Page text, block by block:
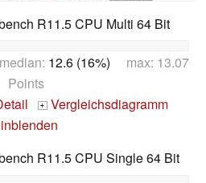
R11.5 CPU Multi 64 Bit
12.6 (16%) max: 13.07
Points
+ Vergleichsdiagramm
R11.5 CPU Single 64 Bit